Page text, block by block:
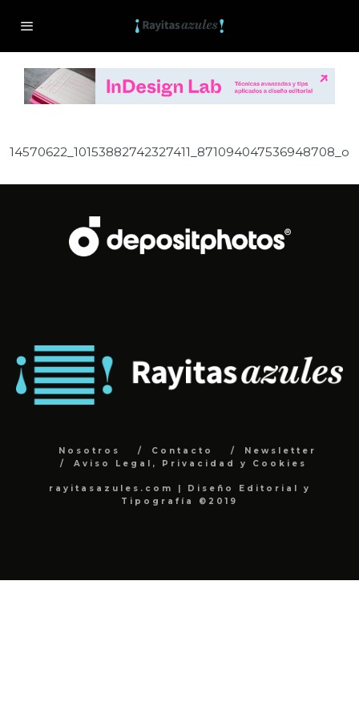
14570622_10153882742327411_871094047536948708_o
Nosotros Contacto
Newsletter
Aviso Legal, Privacidad y Cookies
rayitasazules.com | Diseño Editorial y
Tipografía ©2019